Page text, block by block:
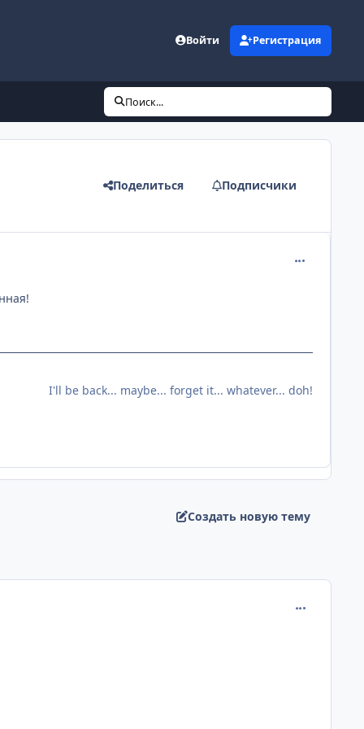
Войти Регистрация
Поиск...
Поделиться Подписчики
I'll be back... maybe... forget it... whatever... doh!
Создать новую тему